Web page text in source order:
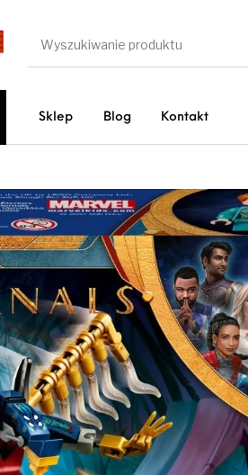
Sklep Blog Kontakt